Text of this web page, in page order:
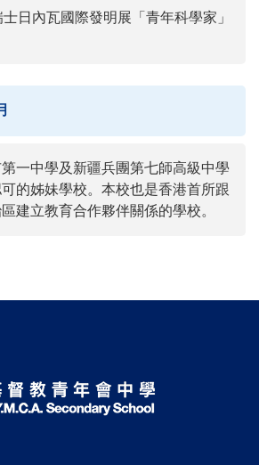
日內瓦國際發明展「青年科學家」
一中學及新疆兵團第七師高級中學
的姊妹學校。本校也是香港首所跟
建立教育合作夥伴關係的學校。